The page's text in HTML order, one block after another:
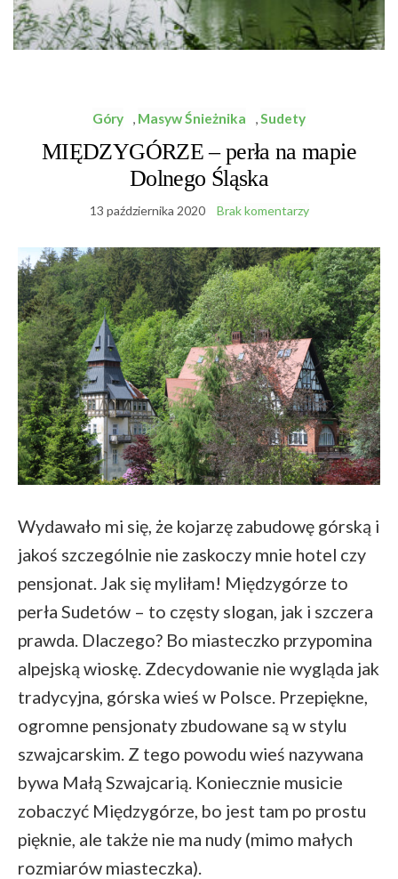
Góry , Masyw Śnieżnika ,Sudety
MIĘDZYGÓRZE – perła na mapie
Dolnego Śląska
13 października 2020 Brak komentarzy
Wydawało mi się, że kojarzę zabudowę górską i
jakoś szczególnie nie zaskoczy mnie hotel czy
pensjonat. Jak się myliłam! Międzygórze to
perła Sudetów – to częsty slogan, jak i szczera
prawda. Dlaczego? Bo miasteczko przypomina
alpejską wioskę. Zdecydowanie nie wygląda jak
tradycyjna, górska wieś w Polsce. Przepiękne,
ogromne pensjonaty zbudowane są w stylu
szwajcarskim. Z tego powodu wieś nazywana
bywa Małą Szwajcarią. Koniecznie musicie
zobaczyć Międzygórze, bo jest tam po prostu
pięknie, ale także nie ma nudy (mimo małych
rozmiarów miasteczka).